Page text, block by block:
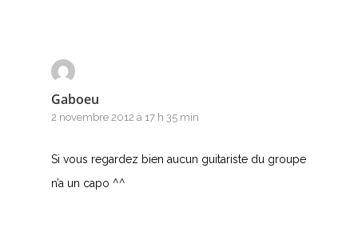
Gaboeu
2 novembre 2012 à 17 h 35 min
Si vous regardez bien aucun guitariste du groupe
n’a un capo ^^